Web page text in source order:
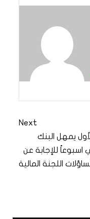
Next
يمهل البنك
اسبوعاً للإجابة عن
اللجنة المالية